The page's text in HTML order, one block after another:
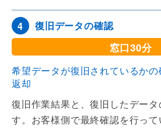
4 復旧データの確認
窓口30分
希望データが復旧されているか
返却
復旧作業結果と、復旧したデー
す。お客様側で最終確認を行っ